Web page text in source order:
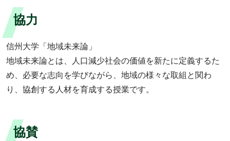
協力
信州大学「地域未来論」
地域未来論とは、人口減少社会の価値を新たに定義するた
め、必要な志向を学びながら、地域の様々な取組と関わ
り、協創する人材を育成する授業です。
協賛